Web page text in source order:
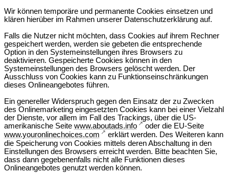
Wir können temporäre und permanente Cookies einsetzen und
klären hierüber im Rahmen unserer Datenschutzerklärung auf.
Falls die Nutzer nicht möchten, dass Cookies auf ihrem Rechner
gespeichert werden, werden sie gebeten die entsprechende
Option in den Systemeinstellungen ihres Browsers zu
deaktivieren. Gespeicherte Cookies können in den
Systemeinstellungen des Browsers gelöscht werden. Der
Ausschluss von Cookies kann zu Funktionseinschränkungen
dieses Onlineangebotes führen.
Ein genereller Widerspruch gegen den Einsatz der zu Zwecken
des Onlinemarketing eingesetzten Cookies kann bei einer Vielzahl
der Dienste, vor allem im Fall des Trackings, über die US-
amerikanische Seite www.aboutads.info
oder die EU-Seite
www.youronlinechoices.com
erklärt werden. Des Weiteren kann
die Speicherung von Cookies mittels deren Abschaltung in den
Einstellungen des Browsers erreicht werden. Bitte beachten Sie,
dass dann gegebenenfalls nicht alle Funktionen dieses
Onlineangebotes genutzt werden können.